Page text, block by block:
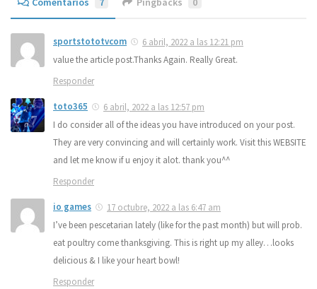
sportstototvcom
6 abril, 2022 a las 12:21 pm
value the article post.Thanks Again. Really Great.
Responder
toto365
6 abril, 2022 a las 12:57 pm
I do consider all of the ideas you have introduced on your post.
They are very convincing and will certainly work. Visit this WEBSITE
and let me know if u enjoy it alot. thank you^^
Responder
io games
17 octubre, 2022 a las 6:47 am
I’ve been pescetarian lately (like for the past month) but will prob.
eat poultry come thanksgiving. This is right up my alley…looks
delicious & I like your heart bowl!
Responder